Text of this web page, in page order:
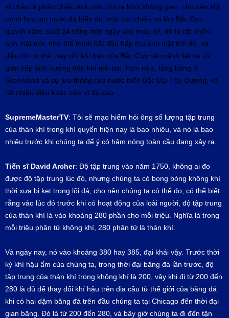
khí hậu là phản chiếu ánh mặt trời ra khỏi không gian, cho nên khi
mình làm tan nước đá biển đó, mặt trời chiếu rọi lên Bắc Cực
quanh năm, suốt 24 tiếng một ngày vào mùa hè, đó là rất nhiều
ánh mặt trời, như thế mình bắt đầu hấp thụ ánh mặt trời đó, và
điều đó có thể thay đổi khí hậu của Bắc Cực rất mãnh liệt và rồi
gián tiếp ảnh hưởng đến khí mê-tan. Hơn nữa, tảng băng ở
Greenland và sự lưu thông của nước biển Bắc Đại Tây Dương, và
rất nhiều điều khác trên vĩ độ cao.
SupremeMasterTV: Tôi sẽ mạo hiểm hỏi ông số lượng tập trung
của thán khí trong khí quyển hiện nay là bao nhiêu, và nó là bao
nhiêu trước khi chúng ta để ý có hâm nóng toàn cầu đang xảy ra.
Tiến sĩ David Archer: Độ tập trung vào năm 1750, không ai đo
được độ tập trung lúc đó, nhưng chúng ta có bong bóng không khí
thời xưa bị kẹt trong lõi đá, cho nên chúng ta có thể đo, có thể biết
rằng vào lúc đó trước khi có hoạt động của loài người, độ tập trung
của thán khí là vào khoảng 280 phần cho mỗi triệu. Nghĩa là trong
mỗi triệu phân tử không khí, 280 phân tử là thán khí.
Và ngày nay, nó vào khoảng 380 hay 385, đại khái vậy. Trước thời
kỳ khí hậu ấm của chúng ta, trong thời đại băng đá lần trước, độ
tập trung của thán khí trong không khí là 200, vậy khi đi từ 200 đến
280 là đủ để thay đổi khí hậu trên địa cầu từ thế giới của băng đá
khi có hai dặm băng đá trên đầu chúng ta tại Chicago đến thời đại
gian băng. Đó là từ 200 đến 280, và bây giờ chúng ta đi đến tận